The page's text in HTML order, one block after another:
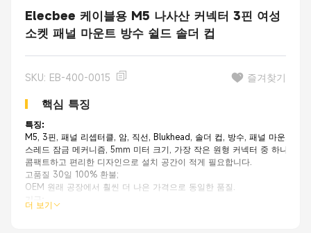
Elecbee 케이블용 M5 나사산 커넥터 3핀 여성
소켓 패널 마운트 방수 쉴드 솔더 컵
SKU: EB-400-0015 즐겨찾기
핵심 특징
특징:
M5, 3핀, 패널 리셉터클, 암, 직선, Blukhead, 솔더 컵, 방수, 패널 마운트/케
스레드 잠금 메커니즘, 5mm 미터 크기, 가장 작은 원형 커넥터 중 하나;
콤팩트하고 편리한 디자인으로 설치 공간이 적게 필요합니다.
고품질 30일 100% 환불;
OEM 원래 공장에서 훨씬 더 나은 가격으로 동일한 품질.
미니어처 센서
더 보기